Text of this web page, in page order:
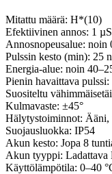
Mitattu määrä: H*(10)
Efektiivinen annos: 1
Annosnopeusalue: noin
Pulssin kesto (min): 25
Energia-alue: noin
Pienin havaittava
Suositeltu
Kulmavaste: ±45°
Hälytystoiminnot: Ääni,
Suojausluokka: IP54
Akun kesto: Jopa 8
Akun tyyppi:
Käyttölämpötila: 0–40